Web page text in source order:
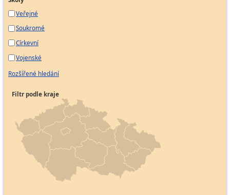
Veřejné
Soukromé
Církevní
Vojenské
Rozšířené hledání
Filtr podle kraje